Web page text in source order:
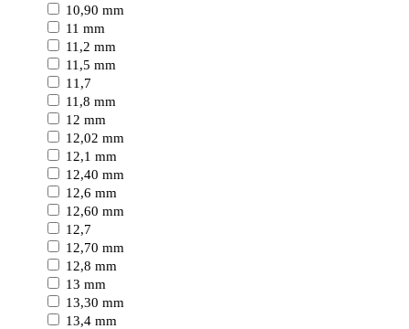
10,90 mm
11 mm
11,2 mm
11,5 mm
11,7
11,8 mm
12 mm
12,02 mm
12,1 mm
12,40 mm
12,6 mm
12,60 mm
12,7
12,70 mm
12,8 mm
13 mm
13,30 mm
13,4 mm